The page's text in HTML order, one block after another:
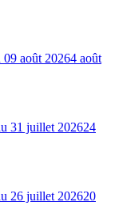
09 août 20264 août
31 juillet 202624
26 juillet 202620